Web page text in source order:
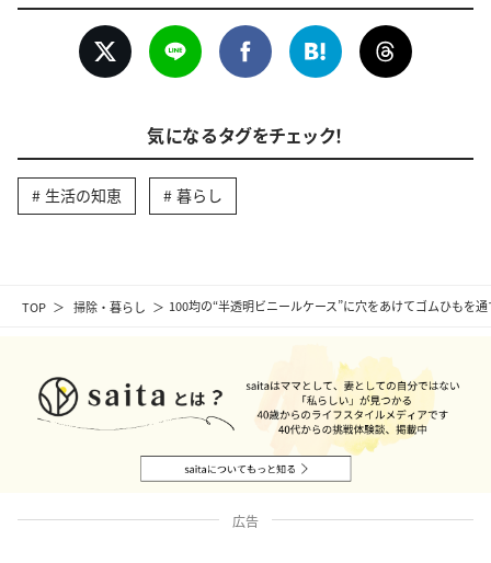
TOP 掃除・暮らし 100均の“半透明ビニールケース”に穴をあけてゴムひもを
気になるタグをチェック！
生活の知恵 暮らし
広告